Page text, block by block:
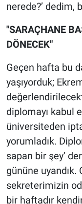
nerede?’ dedim,
"SARAÇHANE
DÖNECEK"
Geçen hafta bu
yaşıyorduk;
diplomayı kabul
üniversiteden
yorumladık.
sapan bir şey’
gününe
sekreterimizin
bir haftadır
Spor
Teknoloji
Türkiye'nin
Türkiye'nin
Yerel Gündem
Yerel Yaşam
Canlı Yayın